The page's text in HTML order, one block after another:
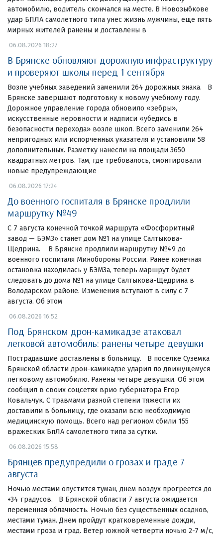
автомобилю, водитель скончался на месте. В Новозыбкове
удар БПЛА самолетного типа унес жизнь мужчины, еще пять
мирных жителей ранены и доставлены в
06.08.2026 18:27
В Брянске обновляют дорожную инфраструктуру
и проверяют школы перед 1 сентября
Возле учебных заведений заменили 264 дорожных знака. В
Брянске завершают подготовку к новому учебному году.
Дорожное управление города обновило «зебры»,
искусственные неровности и надписи «убедись в
безопасности перехода» возле школ. Всего заменили 264
непригодных или испорченных указателя и установили 58
дополнительных. Разметку нанесли на площади 3650
квадратных метров. Там, где требовалось, смонтировали
новые предупреждающие
06.08.2026 17:24
До военного госпиталя в Брянске продлили
маршрутку №49
С 7 августа конечной точкой маршрута «Фосфоритный
завод — БЭМЗ» станет дом №1 на улице Салтыкова-
Щедрина. В Брянске продлили маршрутку №49 до
военного госпиталя Минобороны России. Ранее конечная
остановка находилась у БЭМЗа, теперь маршрут будет
следовать до дома №1 на улице Салтыкова-Щедрина в
Володарском районе. Изменения вступают в силу с 7
августа. Об этом
06.08.2026 16:52
Под Брянском дрон-камикадзе атаковал
легковой автомобиль: ранены четыре девушки
Пострадавшие доставлены в больницу. В поселке Суземка
Брянской области дрон-камикадзе ударил по движущемуся
легковому автомобилю. Ранены четыре девушки. Об этом
сообщил в своих соцсетях врио губернатора Егор
Ковальчук. С травмами разной степени тяжести их
доставили в больницу, где оказали всю необходимую
медицинскую помощь. Всего над регионом сбили 155
вражеских БпЛА самолетного типа за сутки.
06.08.2026 15:58
Брянцев предупредили о грозах и граде 7
августа
Ночью местами опустится туман, днем воздух прогреется до
+34 градусов. В Брянской области 7 августа ожидается
переменная облачность. Ночью без существенных осадков,
местами туман. Днем пройдут кратковременные дожди,
местами гроза и град. Ветер южной четверти ночью 2-7 м/с,